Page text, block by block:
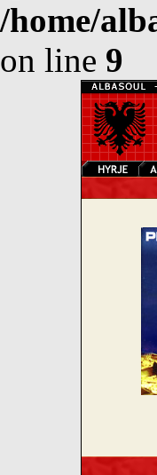
/home/
on line 9